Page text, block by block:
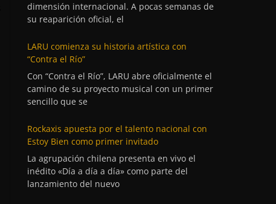
dimensión internacional. A pocas semanas de
su reaparición oficial, el
LARU comienza su historia artística con
“Contra el Río”
Con “Contra el Río”, LARU abre oficialmente el
camino de su proyecto musical con un primer
sencillo que se
Rockaxis apuesta por el talento nacional con
Estoy Bien como primer invitado
La agrupación chilena presenta en vivo el
inédito «Día a día a día» como parte del
lanzamiento del nuevo